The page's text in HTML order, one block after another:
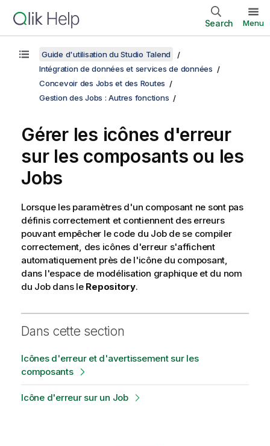
Search Menu
Guide d'utilisation du Studio Talend
Intégration de données et services de données
Concevoir des Jobs et des Routes
Gestion des Jobs : Autres fonctions
Gérer les icônes d'erreur
sur les composants ou les
Jobs
Lorsque les paramètres d'un composant ne sont pas
définis correctement et contiennent des erreurs
pouvant empêcher le code du Job de se compiler
correctement, des icônes d'erreur s'affichent
automatiquement près de l'icône du composant,
dans l'espace de modélisation graphique et du nom
du Job dans le Repository.
Dans cette section
Icônes d'erreur et d'avertissement sur les
composants
Icône d'erreur sur un Job